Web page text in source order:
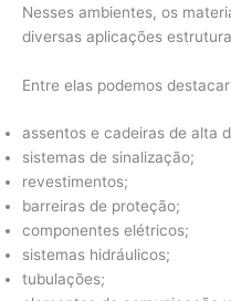
Nesses ambientes, os
diversas aplicações
Entre elas podemos
assentos e cadeiras de alta
sistemas de sinalização;
revestimentos;
barreiras de proteção;
componentes elétricos;
sistemas hidráulicos;
tubulações;